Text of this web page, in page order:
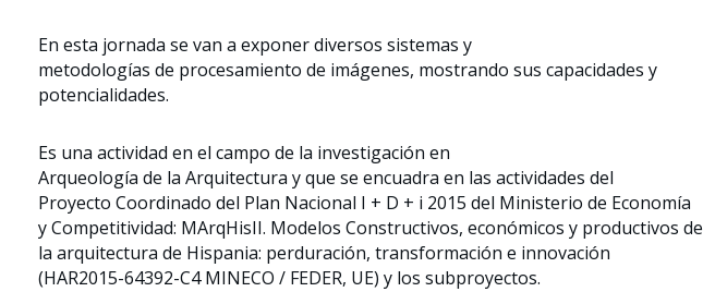
En esta jornada se van a exponer diversos sistemas y
metodologías de procesamiento de imágenes, mostrando sus capacidades y
potencialidades.
Es una actividad en el campo de la investigación en
Arqueología de la Arquitectura y que se encuadra en las actividades del
Proyecto Coordinado del Plan Nacional I + D + i 2015 del Ministerio de Economía
y Competitividad: MArqHisII. Modelos Constructivos, económicos y productivos de
la arquitectura de Hispania: perduración, transformación e innovación
(HAR2015-64392-C4 MINECO / FEDER, UE) y los subproyectos.